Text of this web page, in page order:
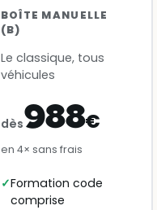
BOÎTE MANUELLE
(B)
Le classique, tous
véhicules
dès988€
en 4× sans frais
Formation code
comprise